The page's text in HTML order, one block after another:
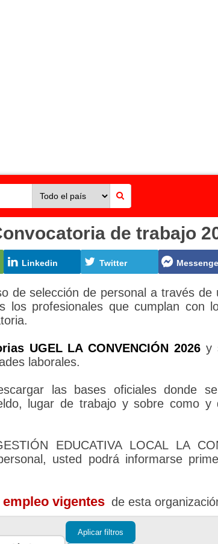
de trabajo
Linkedin Twitter
de selección de personal a través de
los profesionales que cumplan con
UGEL LA CONVENCIÓN 2026 y
laborales.
las bases oficiales donde
lugar de trabajo y sobre como y
EDUCATIVA LOCAL LA
usted podrá informarse
vigentes de esta
Aplicar filtros